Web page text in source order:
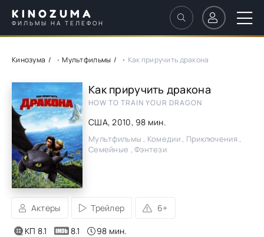
KINOZUMA
ФИЛЬМЫ НА ТЕЛЕФОН
Кинозума •Мультфильмы • Как приручить дракона
Как приручить дракона
HOW TO TRAIN YOUR DRAGON
США,2010, 98 мин.
Мультфильмы , Комедии , Приключения ,
Семейные , Фэнтези
Актеры Трейлер 6+
КП 8.1 8.1 98 мин.